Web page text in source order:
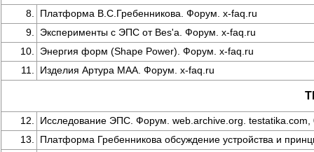
8.
Платформа В.С.Гребенникова. Форум. x-faq.ru
9.
Эксперименты с ЭПС от Bes'а. Форум. x-faq.ru
10.
Энергия форм (Shape Power). Форум. x-faq.ru
11.
Изделия Артура МАА. Форум. x-faq.ru
12.
Исследование ЭПС. Форум. web.archive.org. testatika.com,
13.
Платформа Гребенникова обсуждение устройства и